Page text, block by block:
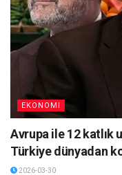
EKONOMI
Avrupa ile 12 katlık
Türkiye dünyadan
2026-03-30